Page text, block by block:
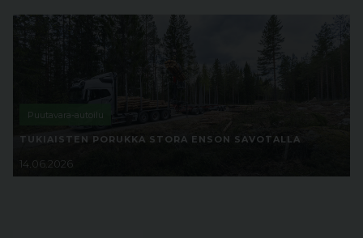
Puutavara-autoilu
TUKIAISTEN PORUKKA STORA ENSON SAVOTALLA
14.06.2026